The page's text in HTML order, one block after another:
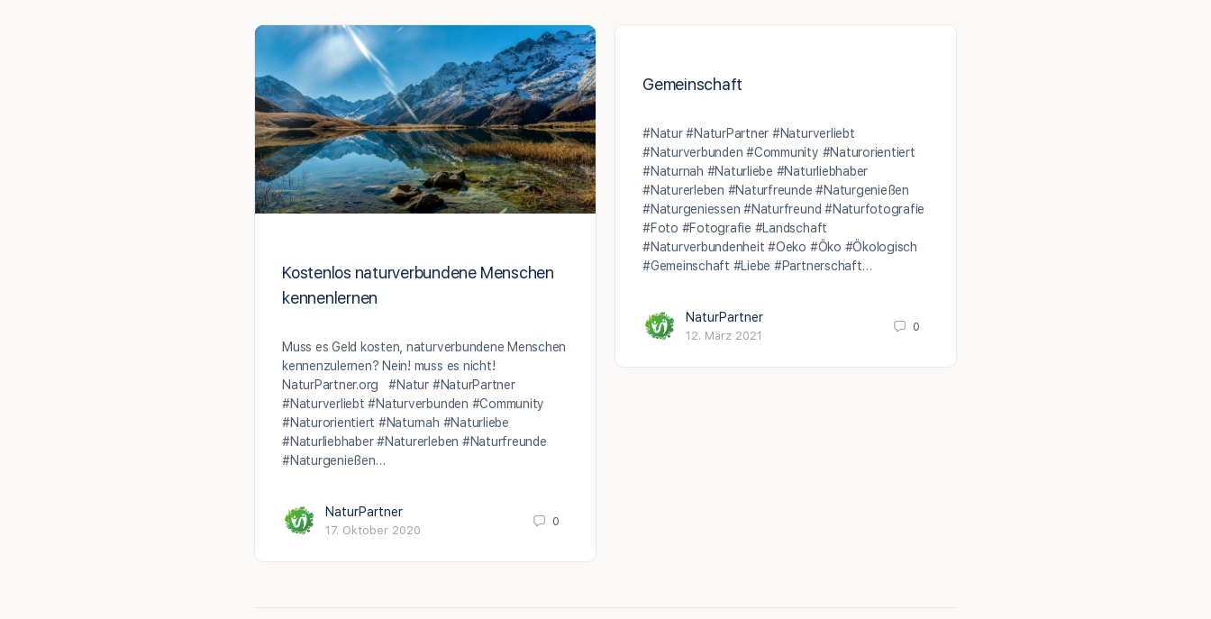
Kostenlos naturverbundene Menschen
kennenlernen
Muss es Geld kosten, naturverbundene Menschen
kennenzulernen? Nein! muss es nicht!
NaturPartner.org #Natur #NaturPartner
#Naturverliebt #Naturverbunden #Community
#Naturorientiert #Naturnah #Naturliebe
#Naturliebhaber #Naturerleben #Naturfreunde
#Naturgenießen…
NaturPartner
17. Oktober 2020
0
Gemeinschaft
#Natur #NaturPartner #Naturverliebt
#Naturverbunden #Community #Naturorientiert
#Naturnah #Naturliebe #Naturliebhaber
#Naturerleben #Naturfreunde #Naturgenießen
#Naturgeniessen #Naturfreund #Naturfotografie
#Foto #Fotografie #Landschaft
#Naturverbundenheit #Oeko #Öko #Ökologisch
#Gemeinschaft #Liebe #Partnerschaft…
NaturPartner
12. März 2021
0